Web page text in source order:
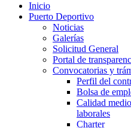
Inicio
Puerto Deportivo
Noticias
Galerías
Solicitud General
Portal de
Convocatorias y
Perfil del
Bolsa de
Calidad
laborales
Charter